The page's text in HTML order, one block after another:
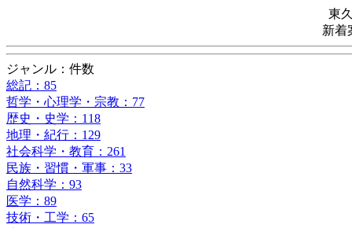
東
新着
ジャンル：件数
総記：85
哲学・心理学・宗教：77
歴史・史学：118
地理・紀行：129
社会科学・教育：261
民族・習慣・軍事：33
自然科学：93
医学：89
技術・工学：65